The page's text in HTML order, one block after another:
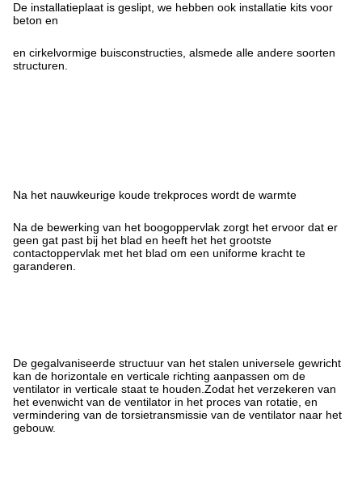
De installatieplaat is geslipt, we hebben ook installatie kits voor
beton en
en cirkelvormige buisconstructies, alsmede alle andere soorten
structuren.
Na het nauwkeurige koude trekproces wordt de warmte
Na de bewerking van het boogoppervlak zorgt het ervoor dat er
geen gat past bij het blad en heeft het het grootste
contactoppervlak met het blad om een uniforme kracht te
garanderen.
De gegalvaniseerde structuur van het stalen universele gewricht
kan de horizontale en verticale richting aanpassen om de
ventilator in verticale staat te houden.Zodat het verzekeren van
het evenwicht van de ventilator in het proces van rotatie, en
vermindering van de torsietransmissie van de ventilator naar het
gebouw.